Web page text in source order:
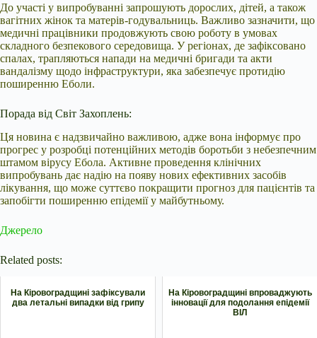
До участі у випробуванні запрошують дорослих, дітей, а також
вагітних жінок та матерів-годувальниць. Важливо зазначити, що
медичні працівники продовжують свою роботу в умовах
складного безпекового середовища. У регіонах, де зафіксовано
спалах, трапляються напади на медичні бригади та акти
вандалізму щодо інфраструктури, яка забезпечує протидію
поширенню Еболи.
Порада від Світ Захоплень:
Ця новина є надзвичайно важливою, адже вона інформує про
прогрес у розробці потенційних методів боротьби з небезпечним
штамом вірусу Ебола. Активне проведення клінічних
випробувань дає надію на появу нових ефективних засобів
лікування, що може суттєво покращити прогноз для пацієнтів та
запобігти поширенню епідемії у майбутньому.
Джерело
Related posts:
На Кіровоградщині зафіксували
два летальні випадки від грипу
На Кіровоградщині впроваджують
інновації для подолання епідемії
ВІЛ